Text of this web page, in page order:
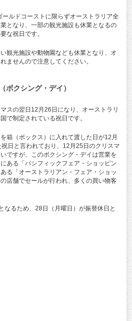
ルドコーストに限らずオーストラリア全
となり、一部の観光施設も休業となるの
な祝日です。
観光施設や動物園なども休業となり、オ
ませんので注意してください。
クシング・デイ）
スの翌日12月26日になり、オーストラリ
で制定されている祝日です。
箱（ボックス）に入れて渡した日が12月
日と言われており、12月25日のクリスマ
ですが、このボクシング・デイは営業を
ある「パシフィックフェア・ショッピン
る「オーストラリアン・フェア・ショッ
店舗でセールが行われ、多くの買い物客
なるため、28日（月曜日）が振替休日と